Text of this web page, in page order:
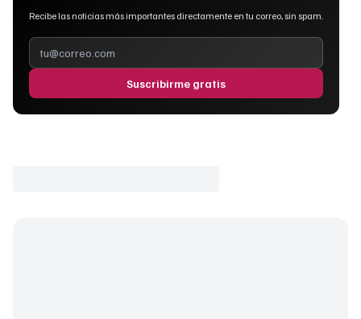
Recibe las noticias más importantes directamente en tu correo, sin spam.
Suscribirme gratis